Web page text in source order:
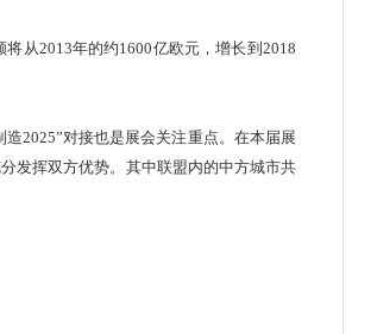
从2013年的约1600亿欧元，增长到2018
2025”对接也是展会关注重点。在本届展
发挥双方优势。其中联盟内的中方城市共